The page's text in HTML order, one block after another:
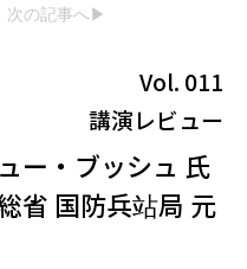
次の記事へ▶
Vol. 011
講演レビュー
ー・ブッシュ 氏
省 国防兵站局 元